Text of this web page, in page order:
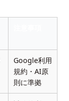
Google利用
規約・AI原
則に準拠